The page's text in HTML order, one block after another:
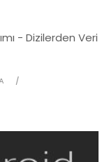
- Dizilerden Veri